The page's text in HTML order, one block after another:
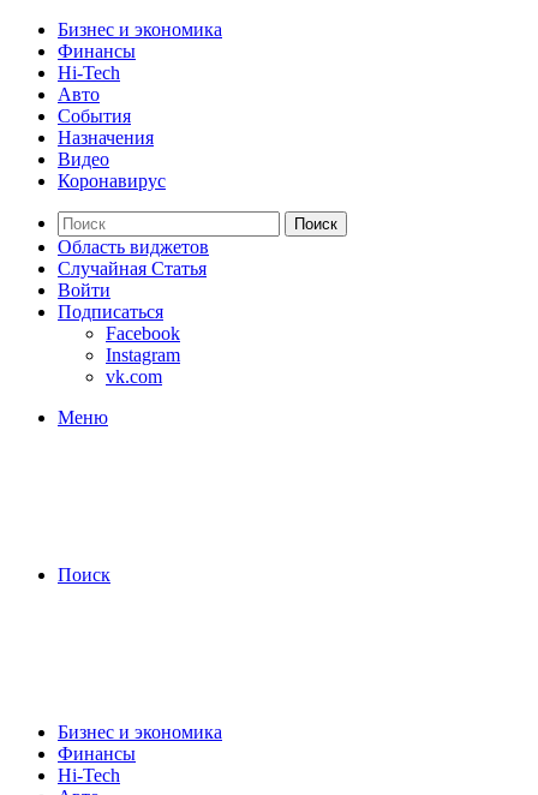
Бизнес и экономика
Финансы
Hi-Tech
Авто
События
Назначения
Видео
Коронавирус
Поиск
Область виджетов
Случайная Статья
Войти
Подписаться
Facebook
Instagram
vk.com
Меню
Поиск
Бизнес и экономика
Финансы
Hi-Tech